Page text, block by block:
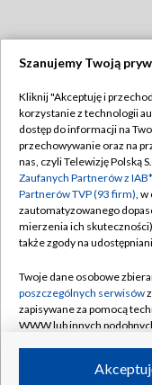
Abonament TVP
Emisja w TVP
Centrum
Naziemna
Rada Programowa
System NOS
Informacje o
Program dla prasy
Szanujemy Twoją
Kliknij "Akceptuję i
korzystanie z technologii
dostęp do informacji na
przechowywanie oraz na
nas, czyli Telewizję Polską
Zaufanych Partnerów z
Partnerów TVP (93 firm), w
zautomatyzowanego
mierzenia ich
także zgody na
Twoje dane osobowe
poszczególnych serwisów
zapisywane za pomocą
WWW lub innych
ruchu w Internecie.